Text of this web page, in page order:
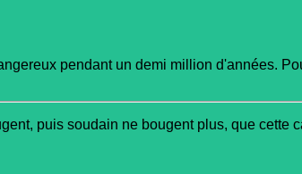
pendant un demi million d'années.
puis soudain ne bougent plus, que